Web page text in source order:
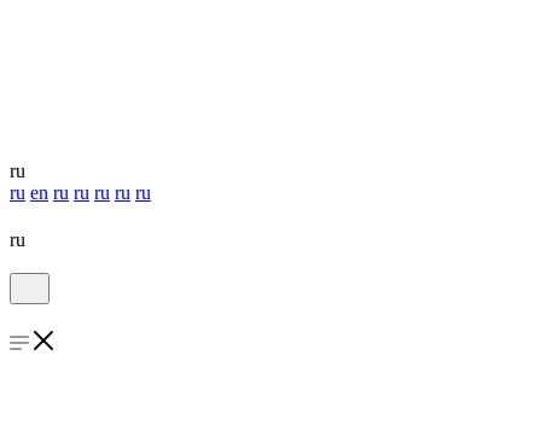
ru
ru en ru ru ru ru ru
ru